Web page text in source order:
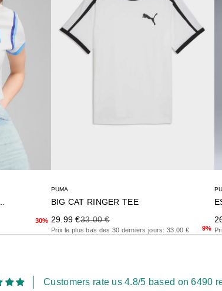
30%
PUMA
BIG CAT RINGER TEE
Precio de oferta
29.99 €Precio anterior
33.00 €
Prix le plus bas des 30 derniers jours: 33.00 € 9%
Customers rate us 4.8/5 based on 6490